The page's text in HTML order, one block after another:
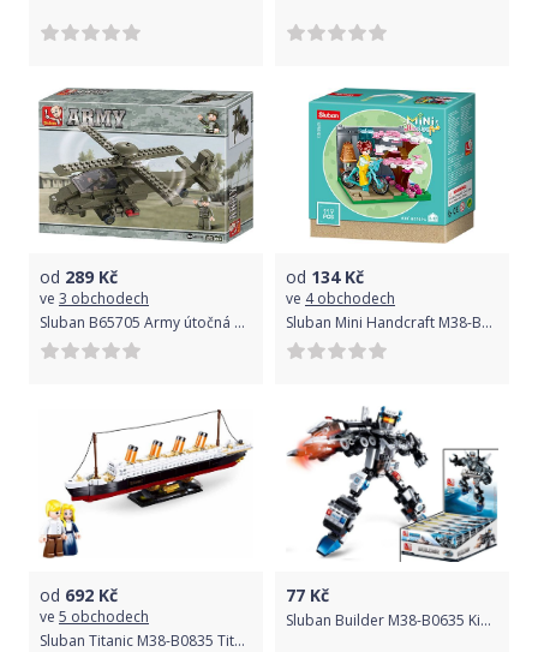
od 289 Kč
ve 3 obchodech
Sluban B65705 Army útočná helikoptéra G7 set 204 ks
od 134Kč
ve 4 obchodech
Sluban Mini Handcraft M38-B0989A Jaro
od 692 Kč
ve 5 obchodech
Sluban Titanic M38-B0835 Titanic střední
77 Kč
Sluban Builder M38-B0635 King of Special Police 1 ks